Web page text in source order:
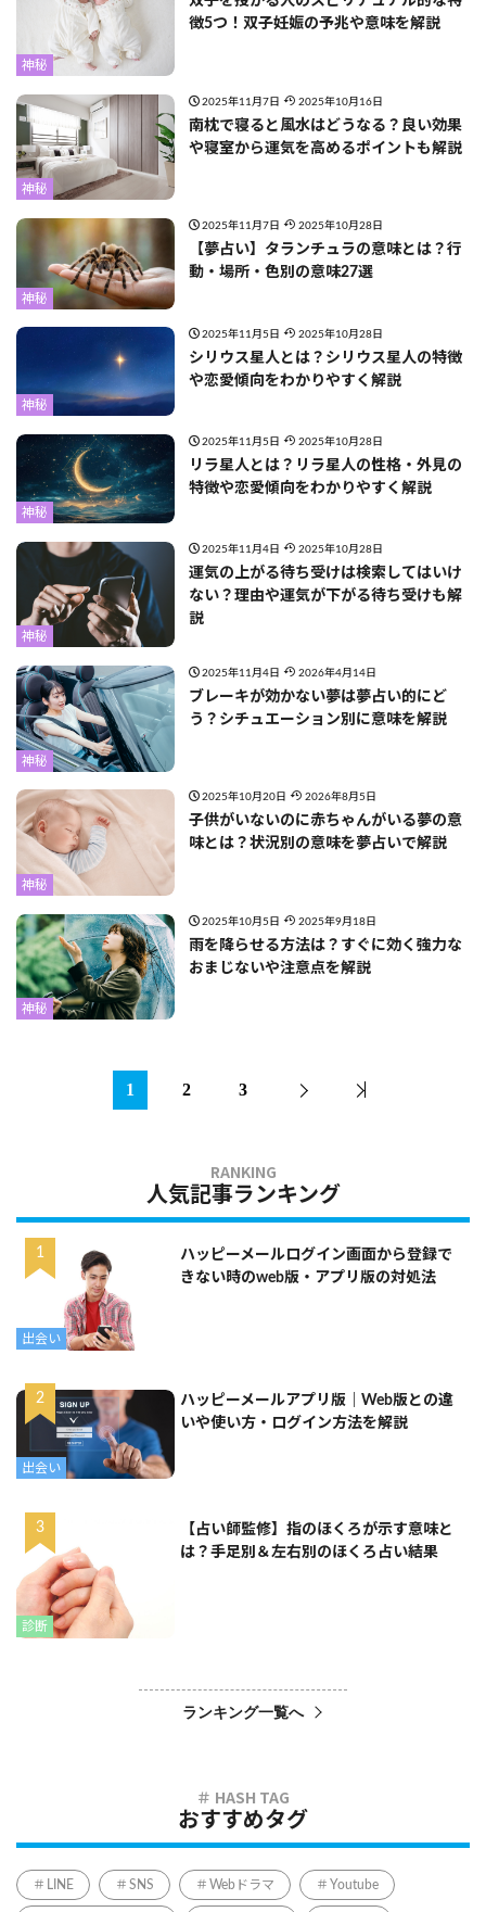
神秘
徴5つ！双子妊娠の予兆や意味を解説
神秘
2025年11月7日 2025年10月16日
南枕で寝ると風水はどうなる？良い効果
や寝室から運気を高めるポイントも解説
神秘
2025年11月7日 2025年10月28日
【夢占い】タランチュラの意味とは？行
動・場所・色別の意味27選
神秘
2025年11月5日 2025年10月28日
シリウス星人とは？シリウス星人の特徴
や恋愛傾向をわかりやすく解説
神秘
2025年11月5日 2025年10月28日
リラ星人とは？リラ星人の性格・外見の
特徴や恋愛傾向をわかりやすく解説
神秘
2025年11月4日 2025年10月28日
運気の上がる待ち受けは検索してはいけ
ない？理由や運気が下がる待ち受けも解
説
神秘
2025年11月4日 2026年4月14日
ブレーキが効かない夢は夢占い的にど
う？シチュエーション別に意味を解説
神秘
2025年10月20日 2026年8月5日
子供がいないのに赤ちゃんがいる夢の意
味とは？状況別の意味を夢占いで解説
神秘
2025年10月5日 2025年9月18日
雨を降らせる方法は？すぐに効く強力な
おまじないや注意点を解説
1 2 3
人気記事ランキング
出会い
ハッピーメールログイン画面から登録で
きない時のweb版・アプリ版の対処法
出会い
ハッピーメールアプリ版｜Web版との違
いや使い方・ログイン方法を解説
診断
【占い師監修】指のほくろが示す意味と
は？手足別＆左右別のほくろ占い結果
ランキング一覧へ
おすすめタグ
LINE SNS Webドラマ Youtube